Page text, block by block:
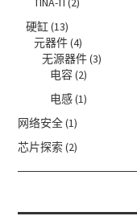
硬缸(13)
元器件(4)
无源器件(3)
电容(2)
电感(1)
网络安全(1)
芯片探索 (2)